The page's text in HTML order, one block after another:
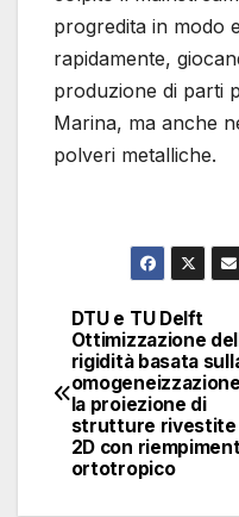
progredita in modo
rapidamente,
produzione di parti
Marina, ma anche
polveri metalliche.
articoli
DTU e TU Delft
Ottimizzazione
rigidità basata
la proiezione di
strutture rivestite
2D con
ortotropico